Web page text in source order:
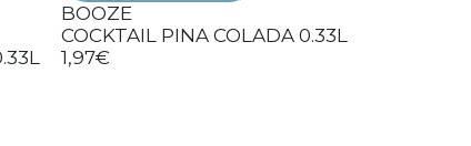
BOOZE
COCKTAIL PINA COLADA 0.33L
1,97€